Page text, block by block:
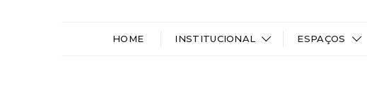
HOME INSTITUCIONAL ESPAÇOS